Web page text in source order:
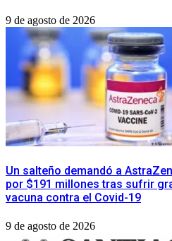
9 de agosto de 2026
​Un salteño demandó a
por $191 millones tras sufrir
vacuna contra el Covid-19
9 de agosto de 2026